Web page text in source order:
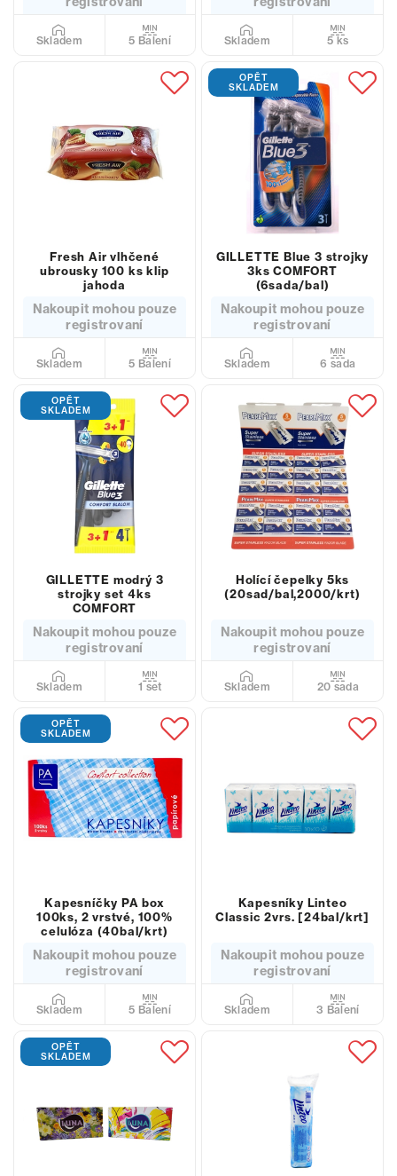
Skladem 5 Balení Skladem 5 ks
Fresh Air vlhčené
ubrousky 100 ks klip
jahoda
Nakoupit mohou pouze
registrovaní
Skladem 5 Balení
OPĚT
SKLADEM
GILLETTE Blue 3 strojky
3ks COMFORT
(6sada/bal)
Nakoupit mohou pouze
registrovaní
Skladem 6 sada
OPĚT
SKLADEM
GILLETTE modrý 3
strojky set 4ks
COMFORT
Nakoupit mohou pouze
registrovaní
Skladem 1 set
Holící čepelky 5ks
(20sad/bal,2000/krt)
Nakoupit mohou pouze
registrovaní
Skladem 20 sada
OPĚT
SKLADEM
Kapesníčky PA box
100ks, 2 vrstvé, 100%
celulóza (40bal/krt)
Nakoupit mohou pouze
registrovaní
Skladem 5 Balení
Kapesníky Linteo
Classic 2vrs. [24bal/krt]
Nakoupit mohou pouze
registrovaní
Skladem 3 Balení
OPĚT
SKLADEM